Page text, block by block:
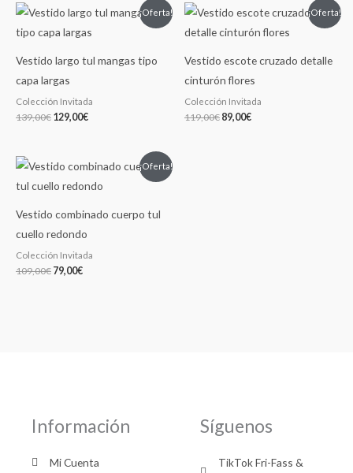
¡Oferta!
Vestido largo tul mangas tipo
capa largas
Colección Invitada
139,00€
El
precio
original
139,00€.
129,00€
precio
actual
129,00€.
¡Oferta!
Vestido escote cruzado detalle
cinturón flores
Colección Invitada
119,00€
El
precio
original
119,00€.
89,00€
precio
actual
89,00€.
¡Oferta!
Vestido combinado cuerpo tul
cuello redondo
Colección Invitada
109,00€
El
precio
original
109,00€.
79,00€
El
precio
actual
79,00€.
Información
Mi Cuenta
Síguenos
TikTok Fri-Fass &